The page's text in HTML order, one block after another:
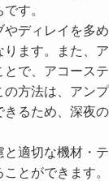
す。
やディレイを多め
ます。また、ア
とで、アコーステ
の方法は、アンプ
きるため、深夜の
適切な機材・テ
とができます。